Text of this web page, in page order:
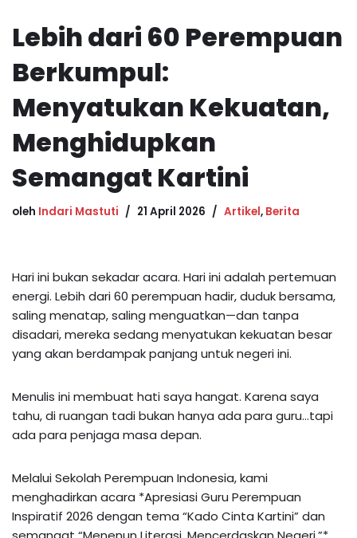
Lebih dari 60 Perempuan
Berkumpul:
Menyatukan Kekuatan,
Menghidupkan
Semangat Kartini
oleh Indari Mastuti 21 April 2026 Artikel, Berita
Hari ini bukan sekadar acara. Hari ini adalah pertemuan
energi. Lebih dari 60 perempuan hadir, duduk bersama,
saling menatap, saling menguatkan—dan tanpa
disadari, mereka sedang menyatukan kekuatan besar
yang akan berdampak panjang untuk negeri ini.
Menulis ini membuat hati saya hangat. Karena saya
tahu, di ruangan tadi bukan hanya ada para guru…tapi
ada para penjaga masa depan.
Melalui Sekolah Perempuan Indonesia, kami
menghadirkan acara *Apresiasi Guru Perempuan
Inspiratif 2026 dengan tema “Kado Cinta Kartini” dan